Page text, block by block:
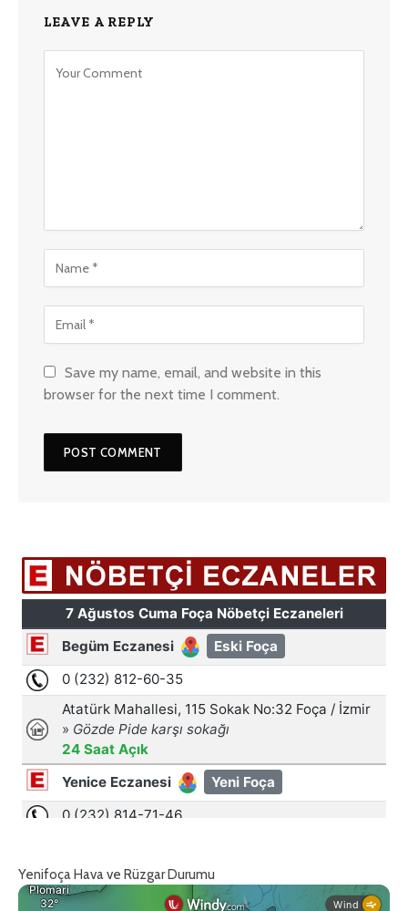
LEAVE A REPLY
Save my name, email, and website in this
browser for the next time I comment.
Yenifoça Hava ve Rüzgar Durumu